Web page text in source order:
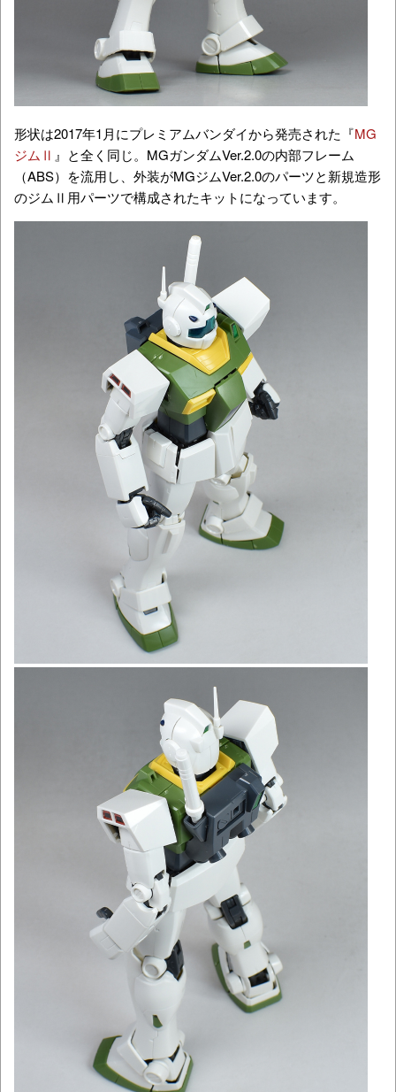
形状は2017年1月にプレミアムバンダイから発売された『MG
ジムⅡ 』と全く同じ。MGガンダムVer.2.0の内部フレーム
（ABS）を流用し、外装がMGジムVer.2.0のパーツと新規造形
のジムⅡ用パーツで構成されたキットになっています。